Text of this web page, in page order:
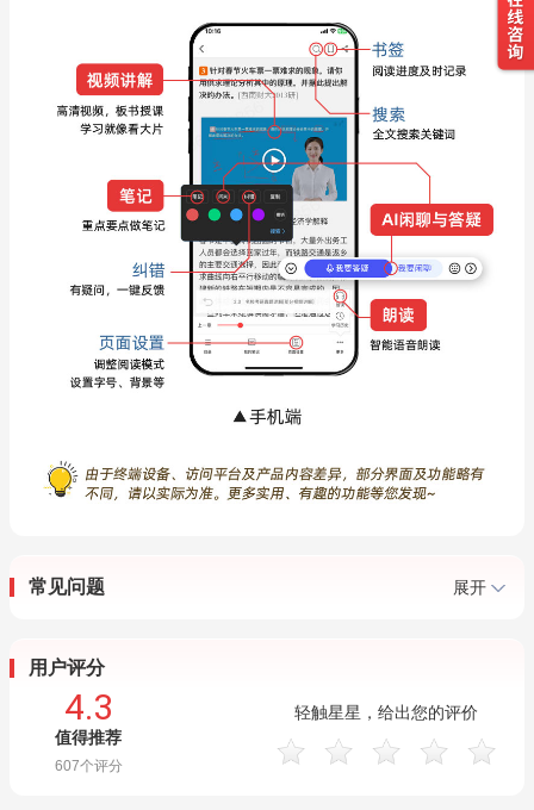
常见问题 展开
用户评分
4.3
值得推荐
607个评分
轻触星星，给出您的评价